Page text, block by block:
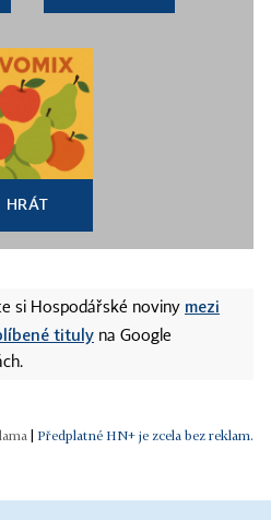
HRÁT
si Hospodářské noviny mezi
tituly na Google
Předplatné HN+ je zcela bez reklam.